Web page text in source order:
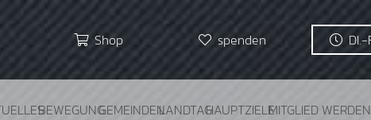
Shop spenden
BEWEGUNGGEMEINDENLANDTAGHAUPTZIELEMITGLIED WERDEN